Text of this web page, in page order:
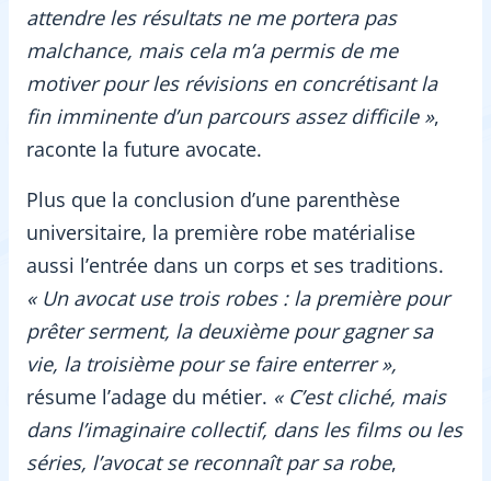
attendre les résultats ne me portera pas
malchance, mais cela m’a permis de me
motiver pour les révisions en concrétisant la
fin imminente d’un parcours assez difficile »,
raconte la future avocate.
Plus que la conclusion d’une parenthèse
universitaire, la première robe matérialise
aussi l’entrée dans un corps et ses traditions.
« Un avocat use trois robes : la première pour
prêter serment, la deuxième pour gagner sa
vie, la troisième pour se faire enterrer »,
résume l’adage du métier. « C’est cliché, mais
dans l’imaginaire collectif, dans les films ou les
séries, l’avocat se reconnaît par sa robe,